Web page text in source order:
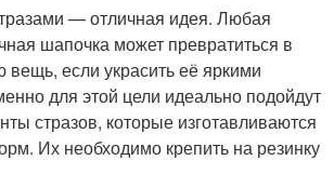
— отличная идея. Любая
шапочка может превратиться в
вещь, если украсить её яркими
для этой цели идеально подойдут
стразов, которые изготавливаются
Их необходимо крепить на резинку